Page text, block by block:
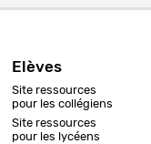
Elèves
Site ressources
pour les collégiens
Site ressources
pour les lycéens